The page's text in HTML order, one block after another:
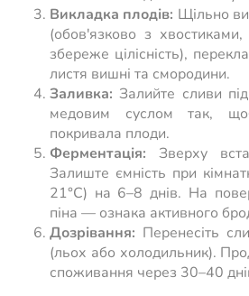
Викладка плодів: Щільно
(обов'язково з
збереже цілісність),
листя вишні та смородини.
Заливка: Залийте сливи
медовим суслом так,
покривала плоди.
Ферментація: Зверху
Залиште ємність при
21°C) на 6–8 днів. На
піна — ознака активного
Дозрівання: Перенесіть
(льох або холодильник).
споживання через 30–40